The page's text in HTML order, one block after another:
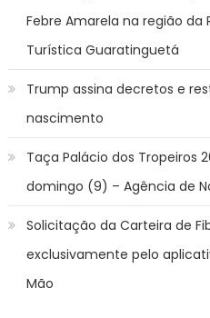
Febre Amarela na região da
Turística Guaratinguetá
Trump assina decretos e
nascimento
Taça Palácio dos Tropeiros
domingo (9) – Agência de
Solicitação da Carteira de
exclusivamente pelo
Mão